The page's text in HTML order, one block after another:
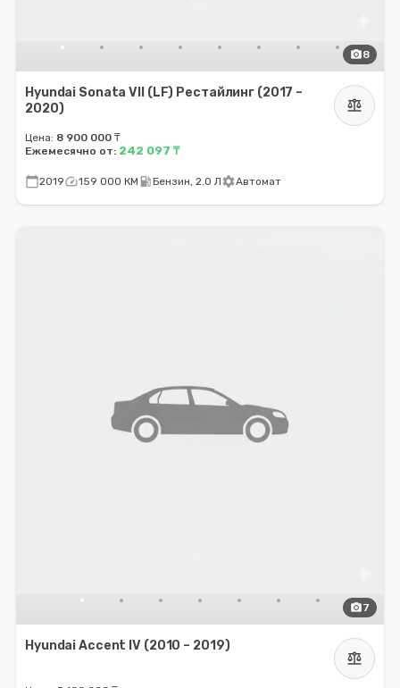
photo_camera8
Hyundai Sonata VII (LF) Рестайлинг (2017 –
2020)
balance
Цена: 8 900 000 ₸
Ежемесячно от: 242 097 ₸
calendar_today2019speed159 000 КМ local_gas_stationБензин, 2.0 ЛsettingsАвтомат
photo_camera7
Hyundai Accent IV (2010 – 2019)
balance